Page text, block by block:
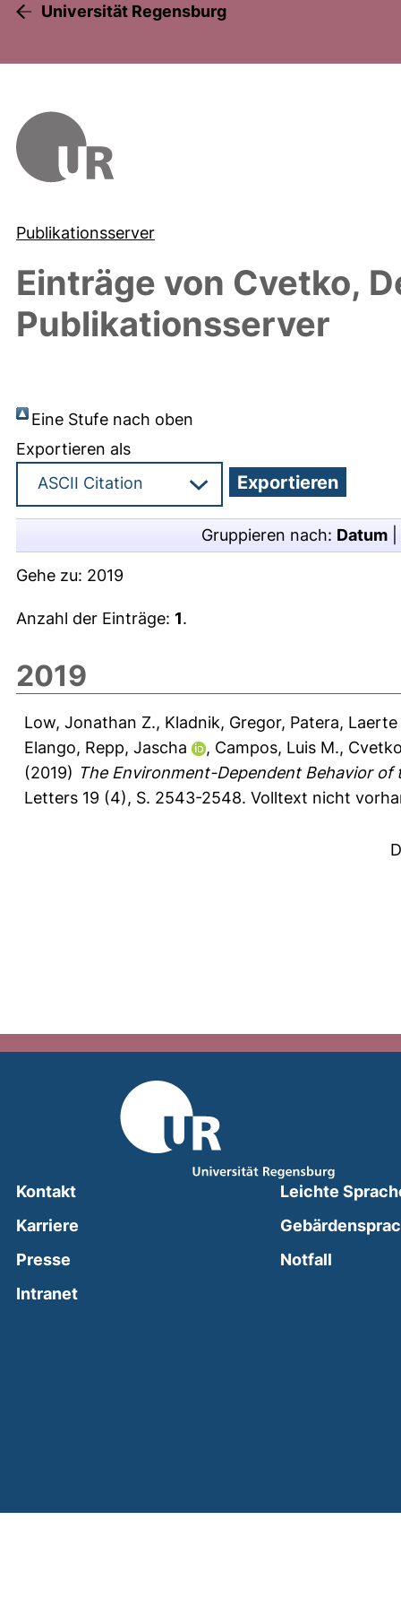
Universität Regensburg
Publikationsserver
Einträge von Cvetko,
Publikationsserver
Eine Stufe nach oben
Exportieren als
Gruppieren nach: Datum
Gehe zu: 2019
Anzahl der Einträge: 1.
2019
Low, Jonathan Z., Kladnik, Gregor, Patera, Laerte
Elango, Repp, Jascha , Campos, Luis M.,
(2019) The Environment-Dependent Behavior
Letters 19 (4), S. 2543-2548. Volltext nicht
Kontakt
Karriere
Presse
Intranet(external link, opens in a new window)
Leichte
Notfall